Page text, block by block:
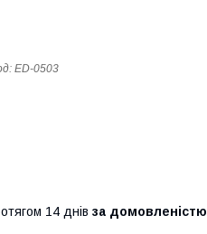
ED-0503
14 днів за домовленістю